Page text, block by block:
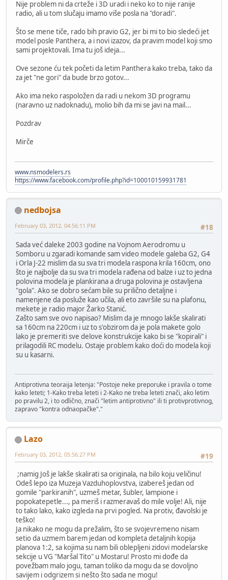
Nije problem ni da crteže i 3D uradi i neko ko to nije ranije
radio, ali u tom slučaju imamo više posla na "doradi".
Što se mene tiče, rado bih pravio G2, jer bi mi to bio sledeći jet
model posle Panthera, a i novi izazov, da pravim model koji smo
sami projektovali. Ima tu još ideja...
Ove sezone ću tek početi da letim Panthera kako treba, tako da
za jet "ne gori" da bude brzo gotov...
Ako ima neko raspoložen da radi u nekom 3D programu
(naravno uz nadoknadu), molio bih da mi se javi na mail...
Pozdrav
Mirče
www.nsmodelers.rs
https://www.facebook.com/profile.php?id=100010159931781
nedbojsa
#18
February 03, 2012, 04:56:11 PM
Sada već daleke 2003 godine na Vojnom Aerodromu u
Somboru u zgaradi komande sam video modele galeba G2, G4
i Orla J-22 mislim da su sva tri modela raspona krila 160cm, ono
što je najbolje da su sva tri modela rađena od balze i uz to jedna
polovina modela je plankirana a druga polovina je ostavljena
"gola". Ako se dobro sećam bile su prilično detaljne i
namenjene da posluže kao učila, ali eto završile su na plafonu,
mekete je radio major Žarko Stanić.
Zašto sam sve ovo napisao? Mislim da je mnogo lakše skalirati
sa 160cm na 220cm i uz to s'obzirom da je pola makete golo
lako je premeriti sve delove konstrukcije kako bi se "kopirali" i
prilagodili RC modelu. Ostaje problem kako doći do modela koji
su u kasarni.
Antiprotivna teoraija letenja: "Postoje neke preporuke i pravila o tome
kako leteti; 1-Kako treba leteti i 2-Kako ne treba leteti znači, ako letim
po pravilu 2, i to odlično, znači "letim antiprotivno" ili ti protivprotivnog,
zapravo "kontra odnaopačke"."
Lazo
#19
February 03, 2012, 05:56:27 PM
;namig Još je lakše skalirati sa originala, na bilo koju veličinu!
Odeš lepo iza Muzeja Vazduhoplovstva, izabereš jedan od
gomile "parkiranih", uzmeš metar, šubler, lampione i
popokatepetle..., pa meriš i razmeravaš do mile volje! Ali, nije
to tako lako, kako izgleda na prvi pogled. Na protiv, đavolski je
teško!
Ja nikako ne mogu da prežalim, što se svojevremeno nisam
setio da uzmem barem jedan od kompleta detaljnih kopija
planova 1:2, sa kojima su nam bili oblepljeni zidovi modelarske
sekcije u VG "Maršal Tito" u Mostaru! Prosto mi dođe da
povežbam malo jogu, taman toliko da mogu da se dovoljno
savijem i odgrizem si nešto što sada ne mogu!